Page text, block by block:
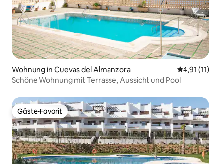
Wohnung in Cuevas del Almanzora
4,91 (11)
Schöne Wohnung mit Terrasse, Aussicht und Pool
Gäste-Favorit
Gäste-Favorit